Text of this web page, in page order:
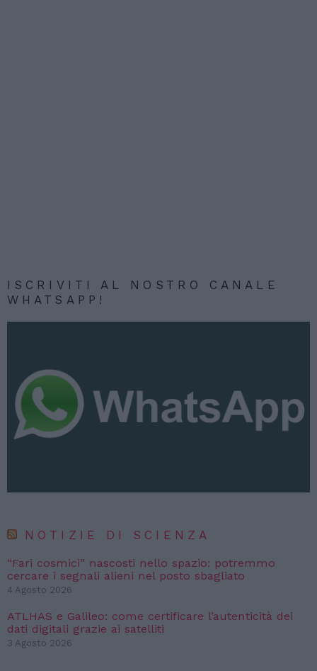
ISCRIVITI AL NOSTRO CANALE
WHATSAPP!
NOTIZIE DI SCIENZA
“Fari cosmici” nascosti nello spazio: potremmo
cercare i segnali alieni nel posto sbagliato
4 Agosto 2026
ATLHAS e Galileo: come certificare l’autenticità dei
dati digitali grazie ai satelliti
3 Agosto 2026